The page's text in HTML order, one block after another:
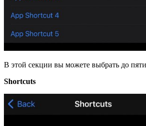
В этой секции вы можете выбрать до
Shortcuts